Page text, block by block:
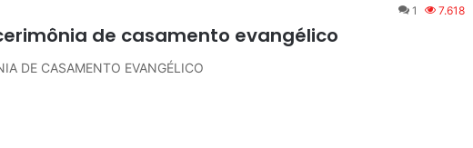
1 7.618
de casamento evangélico
DE CASAMENTO EVANGÉLICO